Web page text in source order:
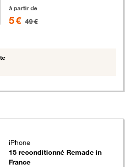
à partir de
5 € 49 €
iPhone
15 reconditionné Remade in
France